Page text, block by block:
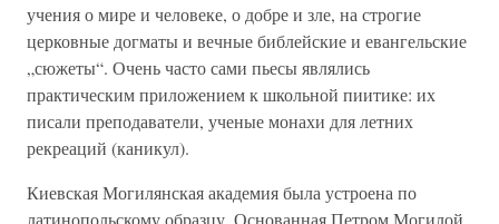
учения о мире и человеке, о добре и зле, на строгие
церковные догматы и вечные библейские и евангельские
„сюжеты“. Очень часто сами пьесы являлись
практическим приложением к школьной пиитике: их
писали преподаватели, ученые монахи для летних
рекреаций (каникул).
Киевская Могилянская академия была устроена по
латинопольскому образцу. Основанная Петром Могилой,